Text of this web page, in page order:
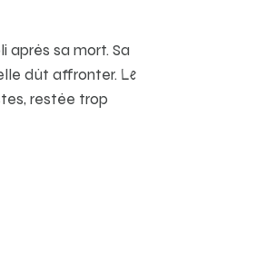
sa mort. Sa
dût affronter. Le
restée trop